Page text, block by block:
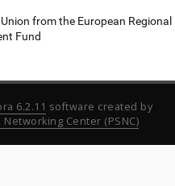
from the European Regional
Fund
6.2.11 software created by
Center (PSNC)